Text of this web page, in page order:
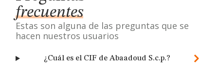
frecuentes
Estas son alguna de las preguntas que se
hacen nuestros usuarios
¿Cuál es el CIF de Abaadoud S.c.p.?